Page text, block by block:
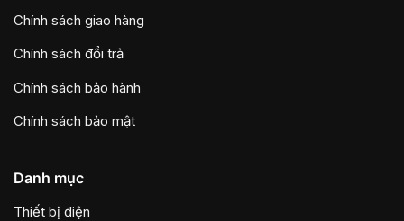
Chính sách giao hàng
Chính sách đổi trả
Chính sách bảo hành
Chính sách bảo mật
Danh mục
Thiết bị điện